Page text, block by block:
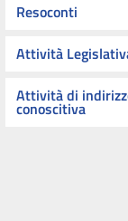
Resoconti
Attività
Attività di
conoscitiva